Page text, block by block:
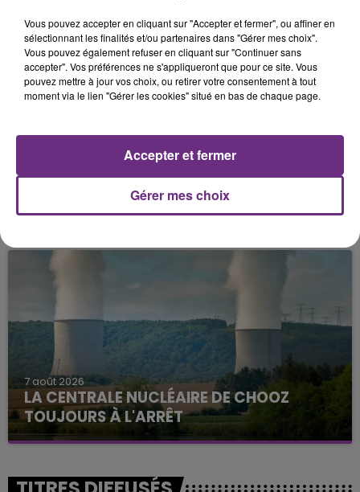
FIL D'ACTU
JAMAIS SANS MON FRÈRE
mois. Sa sœur poursuit ses recherches pour le
retrouver.
7 août 2026
LA CENTRALE NUCLÉAIRE DE CHOOZ
TOUJOURS À L'ARRÊT
Cela fait déjà une semaine que la centrale
justifiée par la sécheresse intense qui est toujours
Vous pouvez accepter en cliquant sur "Accepter et fermer", ou affiner en
sélectionnant les finalités et/ou partenaires dans "Gérer mes choix".
Vous pouvez également refuser en cliquant sur "Continuer sans
accepter". Vos préférences ne s'appliqueront que pour ce site. Vous
pouvez mettre à jour vos choix, ou retirer votre consentement à tout
moment via le lien "Gérer les cookies" situé en bas de chaque page.
Gérer mes choix
Accepter et fermer